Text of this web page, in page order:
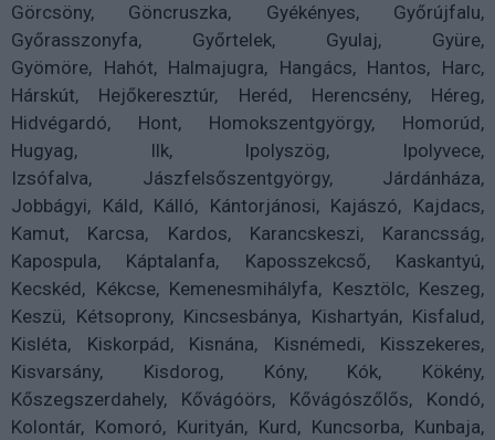
Görcsöny, Göncruszka, Gyékényes, Győrújfalu,
Győrasszonyfa, Győrtelek, Gyulaj, Gyüre,
Gyömöre, Hahót, Halmajugra, Hangács, Hantos, Harc,
Hárskút, Hejőkeresztúr, Heréd, Herencsény, Héreg,
Hidvégardó, Hont, Homokszentgyörgy, Homorúd,
Hugyag, Ilk, Ipolyszög, Ipolyvece,
Izsófalva, Jászfelsőszentgyörgy, Járdánháza,
Jobbágyi, Káld, Kálló, Kántorjánosi, Kajászó, Kajdacs,
Kamut, Karcsa, Kardos, Karancskeszi, Karancsság,
Kapospula, Káptalanfa, Kaposszekcső, Kaskantyú,
Kecskéd, Kékcse, Kemenesmihályfa, Kesztölc, Keszeg,
Keszü, Kétsoprony, Kincsesbánya, Kishartyán, Kisfalud,
Kisléta, Kiskorpád, Kisnána, Kisnémedi, Kisszekeres,
Kisvarsány, Kisdorog, Kóny, Kók, Kökény,
Kőszegszerdahely, Kővágóörs, Kővágószőlős, Kondó,
Kolontár, Komoró, Kurityán, Kurd, Kuncsorba, Kunbaja,